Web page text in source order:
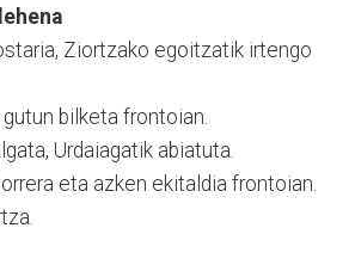
Ziortzako egoitzatik irtengo
gutun bilketa frontoian.
Urdaiagatik abiatuta.
eta azken ekitaldia frontoian.